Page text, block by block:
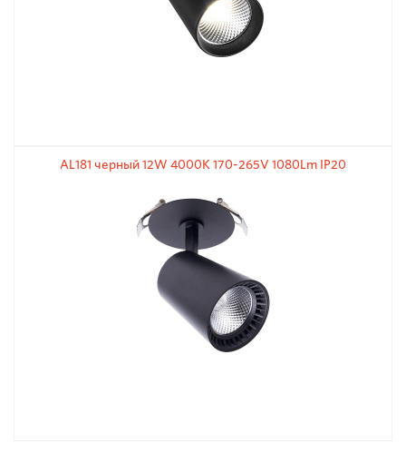
AL181 черный 12W 4000К 170-265V 1080Lm IP20